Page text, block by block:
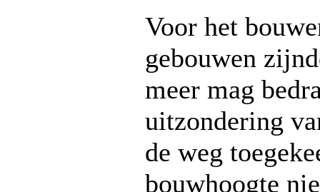
Voor het
gebouwen
meer mag
uitzondering
de weg
bouwhoogte